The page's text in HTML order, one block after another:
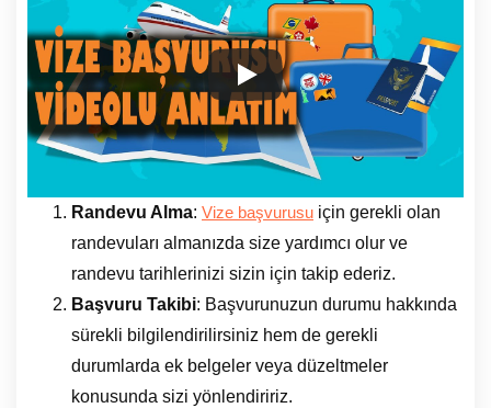
Randevu Alma: Vize başvurusu için gerekli olan
randevuları almanızda size yardımcı olur ve
randevu tarihlerinizi sizin için takip ederiz.
Başvuru Takibi: Başvurunuzun durumu hakkında
sürekli bilgilendirilirsiniz hem de gerekli
durumlarda ek belgeler veya düzeltmeler
konusunda sizi yönlendiririz.